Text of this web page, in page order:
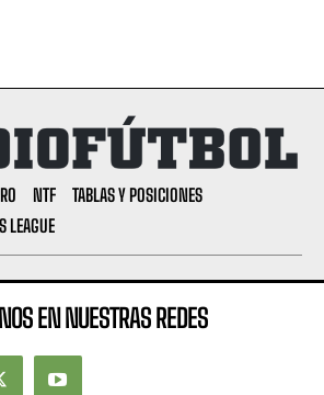
NTF
TABLAS Y POSICIONES
LEAGUE
EN NUESTRAS REDES